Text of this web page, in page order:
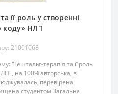
її роль у створенні
коду» НЛП
21001068
"Гештальт-терапія та її роль
на 100% авторська, в
перевірена
студентом.Загальна